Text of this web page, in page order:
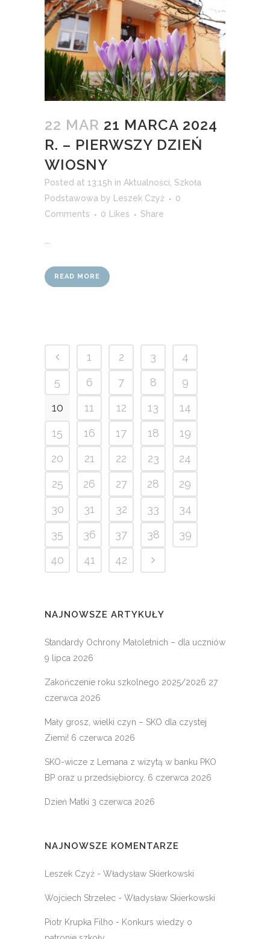
22 MAR 21 MARCA 2024
R. – PIERWSZY DZIEŃ
WIOSNY
Posted at 13:15h in Aktualności Szkoła
Podstawowa by Leszek Czyż
0
Comments
0 Likes Share
READ MORE
1 2 3
4
5
6 7 8
9
10
11 12 13
14
15
16 17 18
19
20
21 22 23
24
25
26 27 28
29
30
31 32 33
34
35
36 37 38
39
40
41 42
NAJNOWSZE ARTYKUŁY
Standardy Ochrony Małoletnich – dla uczniów
9 lipca 2026
Zakończenie roku szkolnego 2025/2026 27
czerwca 2026
Mały grosz, wielki czyn – SKO dla czystej
Ziemi! 6 czerwca 2026
SKO-wicze z Lemana z wizytą w banku PKO
BP oraz u przedsiębiorcy. 6 czerwca 2026
Dzień Matki 3 czerwca 2026
NAJNOWSZE KOMENTARZE
Leszek Czyż - Władysław Skierkowski
Wojciech Strzelec - Władysław Skierkowski
Piotr Krupka Filho - Konkurs wiedzy o